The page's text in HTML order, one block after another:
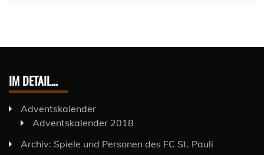
IM DETAIL…
Adventskalender
Adventskalender 2018
Archiv: Spiele und Personen des FC St. Pauli